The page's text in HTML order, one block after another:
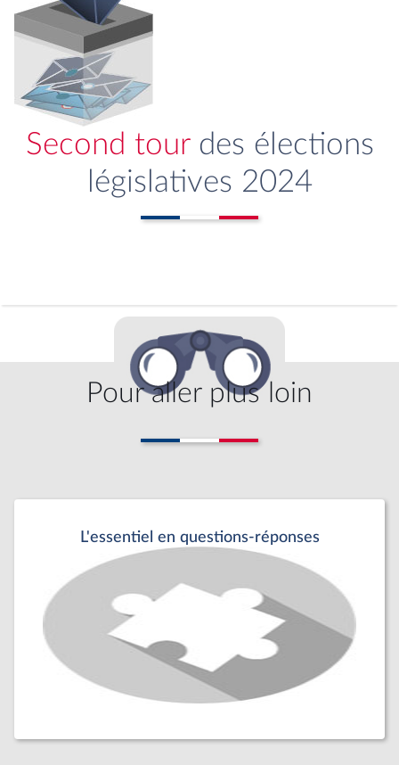
Second tourdes élections
législatives 2024
Pour aller plus loin
L'essentiel en questions-réponses